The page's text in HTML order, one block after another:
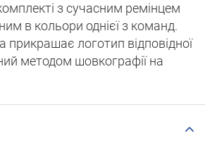
з сучасним ремінцем
в кольори однієї з команд.
прикрашає логотип відповідної
методом шовкографії на